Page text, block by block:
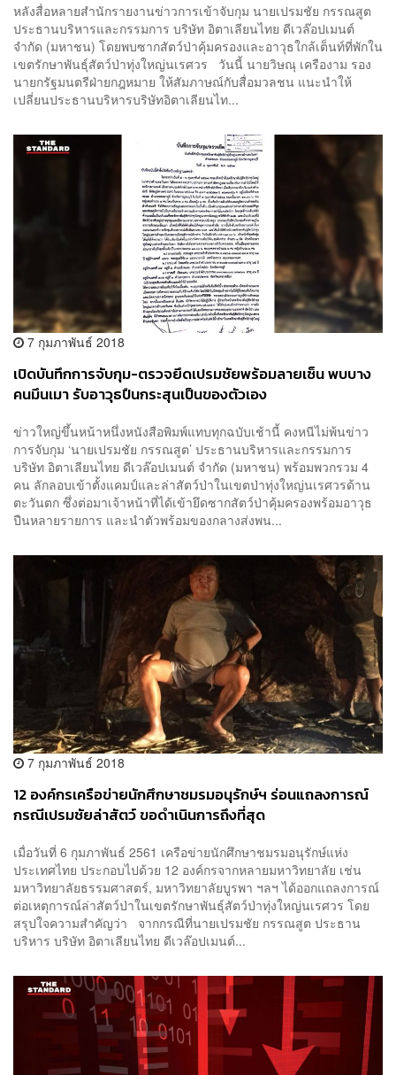
หลังสื่อหลายสำนักรายงานข่าวการเข้าจับกุม นายเปรมชัย กรรณสูต
ประธานบริหารและกรรมการ บริษัท อิตาเลียนไทย ดีเวล๊อปเมนต์
จำกัด (มหาชน) โดยพบซากสัตว์ป่าคุ้มครองและอาวุธใกล้เต็นท์ที่พักใน
เขตรักษาพันธุ์สัตว์ป่าทุ่งใหญ่นเรศวร วันนี้ นายวิษณุ เครืองาม รอง
นายกรัฐมนตรีฝ่ายกฎหมาย ให้สัมภาษณ์กับสื่อมวลชน แนะนำให้
เปลี่ยนประธานบริหารบริษัทอิตาเลียนไท...
7 กุมภาพันธ์ 2018
เปิดบันทึกการจับกุม-ตรวจยึดเปรมชัยพร้อมลายเซ็น พบบาง
คนมึนเมา รับอาวุธปืนกระสุนเป็นของตัวเอง
ข่าวใหญ่ขึ้นหน้าหนึ่งหนังสือพิมพ์แทบทุกฉบับเช้านี้ คงหนีไม่พ้นข่าว
การจับกุม ‘นายเปรมชัย กรรณสูต’ ประธานบริหารและกรรมการ
บริษัท อิตาเลียนไทย ดีเวล๊อปเมนต์ จำกัด (มหาชน) พร้อมพวกรวม 4
คน ลักลอบเข้าตั้งแคมป์และล่าสัตว์ป่าในเขตป่าทุ่งใหญ่นเรศวรด้าน
ตะวันตก ซึ่งต่อมาเจ้าหน้าที่ได้เข้ายึดซากสัตว์ป่าคุ้มครองพร้อมอาวุธ
ปืนหลายรายการ และนำตัวพร้อมของกลางส่งพน...
7 กุมภาพันธ์ 2018
12 องค์กรเครือข่ายนักศึกษาชมรมอนุรักษ์ฯ ร่อนแถลงการณ์
กรณีเปรมชัยล่าสัตว์ ขอดำเนินการถึงที่สุด
เมื่อวันที่ 6 กุมภาพันธ์ 2561 เครือข่ายนักศึกษาชมรมอนุรักษ์แห่ง
ประเทศไทย ประกอบไปด้วย 12 องค์กรจากหลายมหาวิทยาลัย เช่น
มหาวิทยาลัยธรรมศาสตร์, มหาวิทยาลัยบูรพา ฯลฯ ได้ออกแถลงการณ์
ต่อเหตุการณ์ล่าสัตว์ป่าในเขตรักษาพันธุ์สัตว์ป่าทุ่งใหญ่นเรศวร โดย
สรุปใจความสำคัญว่า จากกรณีที่นายเปรมชัย กรรณสูต ประธาน
บริหาร บริษัท อิตาเลียนไทย ดีเวล๊อปเมนต์...